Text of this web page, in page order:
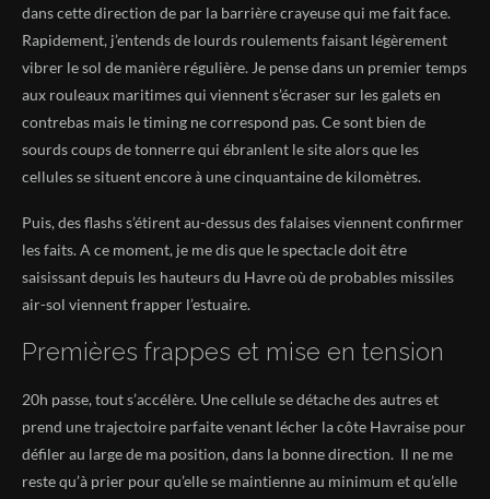
dans cette direction de par la barrière crayeuse qui me fait face.
Rapidement, j’entends de lourds roulements faisant légèrement
vibrer le sol de manière régulière. Je pense dans un premier temps
aux rouleaux maritimes qui viennent s’écraser sur les galets en
contrebas mais le timing ne correspond pas. Ce sont bien de
sourds coups de tonnerre qui ébranlent le site alors que les
cellules se situent encore à une cinquantaine de kilomètres.
Puis, des flashs s’étirent au-dessus des falaises viennent confirmer
les faits. A ce moment, je me dis que le spectacle doit être
saisissant depuis les hauteurs du Havre où de probables missiles
air-sol viennent frapper l’estuaire.
Premières frappes et mise en tension
20h passe, tout s’accélère. Une cellule se détache des autres et
prend une trajectoire parfaite venant lécher la côte Havraise pour
défiler au large de ma position, dans la bonne direction. Il ne me
reste qu’à prier pour qu’elle se maintienne au minimum et qu’elle